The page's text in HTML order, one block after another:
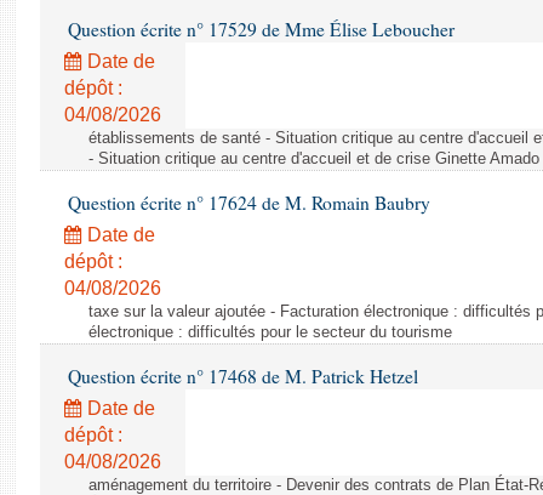
Question écrite n° 17529 de Mme Élise Leboucher
Date de
dépôt :
04/08/2026
établissements de santé - Situation critique au centre d'accueil
- Situation critique au centre d'accueil et de crise Ginette Amado
Question écrite n° 17624 de M. Romain Baubry
Date de
dépôt :
04/08/2026
taxe sur la valeur ajoutée - Facturation électronique : difficultés
électronique : difficultés pour le secteur du tourisme
Question écrite n° 17468 de M. Patrick Hetzel
Date de
dépôt :
04/08/2026
aménagement du territoire - Devenir des contrats de Plan État-